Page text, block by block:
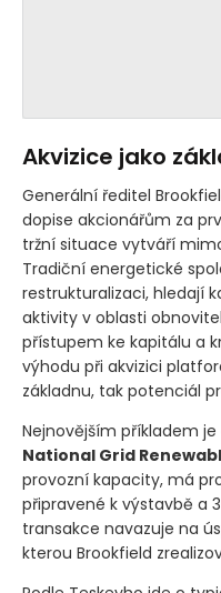
Akvizice jako
Generální ředitel
dopise akcionářům za
tržní situace vytváří
Tradiční energetické
restrukturalizaci, hledají
aktivity v oblasti
přístupem ke kapitálu a
výhodu při akvizici
základnu, tak potenciál
Nejnovějším příkladem
National Grid
provozní kapacity, má
připravené k výstavbě a
transakce navazuje na
kterou Brookfield